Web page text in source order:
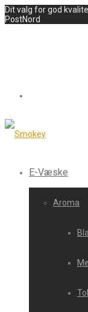
Dit valg for god
PostNord
E-Væske
Aroma